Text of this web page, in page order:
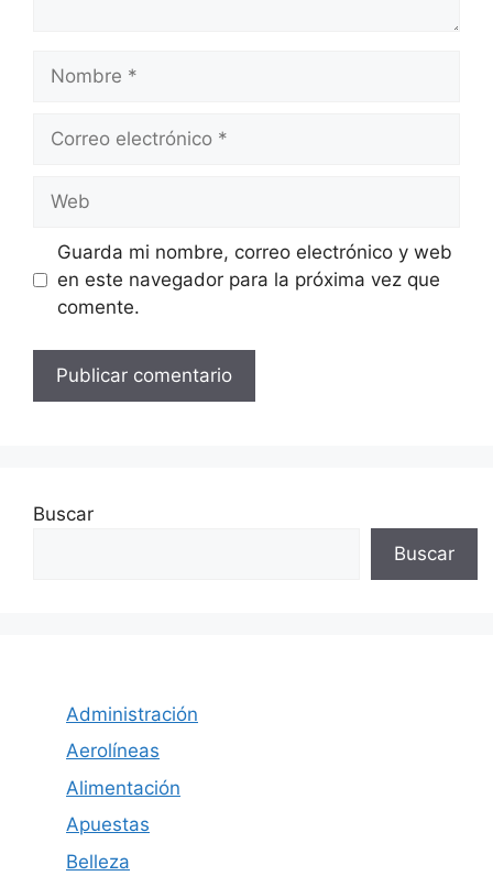
Nombre
Correo
Web
Guarda mi nombre, correo electrónico y web
en este navegador para la próxima vez que
comente.
Buscar
Buscar
Administración
Aerolíneas
Alimentación
Apuestas
Belleza